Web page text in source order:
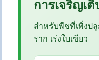
การเจริญเ
สำหรับพืชที่เพิ่งปลู
ราก เร่งใบเขียว